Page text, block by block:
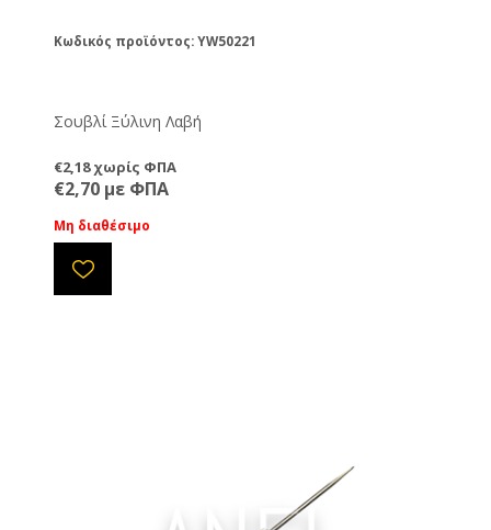
Κωδικός προϊόντος: YW50221
Σουβλί Ξύλινη Λαβή
€2,18 χωρίς ΦΠΑ
€2,70 με ΦΠΑ
Μη διαθέσιμο